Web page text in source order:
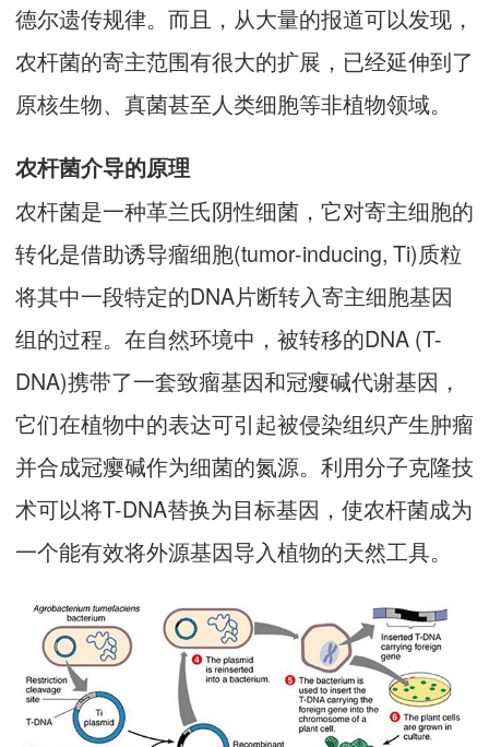
德尔遗传规律。而且，从大量的报道可以发现，
农杆菌的寄主范围有很大的扩展，已经延伸到了
原核生物、真菌甚至人类细胞等非植物领域。
农杆菌介导的原理
农杆菌是一种革兰氏阴性细菌，它对寄主细胞的
转化是借助诱导瘤细胞(tumor-inducing, Ti)质粒
将其中一段特定的DNA片断转入寄主细胞基因
组的过程。在自然环境中，被转移的DNA (T-
DNA)携带了一套致瘤基因和冠瘿碱代谢基因，
它们在植物中的表达可引起被侵染组织产生肿瘤
并合成冠瘿碱作为细菌的氮源。利用分子克隆技
术可以将T-DNA替换为目标基因，使农杆菌成为
一个能有效将外源基因导入植物的天然工具。